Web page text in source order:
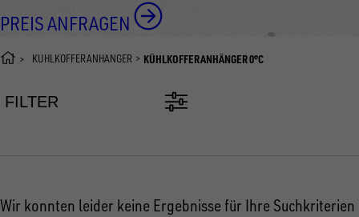
PREIS ANFRAGEN
KÜHLKOFFERANHÄNGER KÜHLKOFFERANHÄNGER 0°C
FILTER
Wir konnten leider keine Ergebnisse für Ihre Suchkriterien